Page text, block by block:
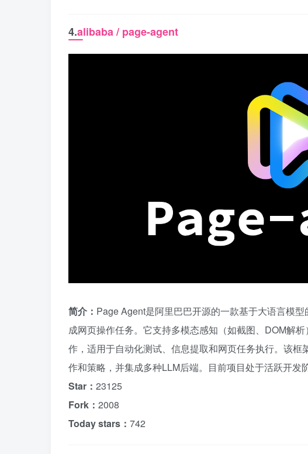
4.alibaba / page-agent
简介： Page Agent是阿里巴巴开源的一款基于大语言模
成网页操作任务。它支持多模态感知（如截图、DOM解
作，适用于自动化测试、信息提取和网页任务执行。该
作和策略，并集成多种LLM后端。目前项目处于活跃开发
Star： 23125
Fork： 2008
Today stars： 742